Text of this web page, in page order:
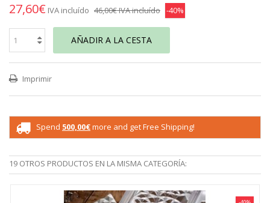
27,60€ IVA incluído 46,00€IVA incluído -40%
AÑADIR A LA CESTA
Imprimir
Spend 500,00€more and get Free Shipping!
19 OTROS PRODUCTOS EN LA MISMA CATEGORÍA: